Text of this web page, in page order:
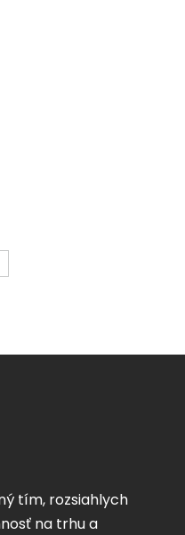
tím, rozsiahlych
na trhu a